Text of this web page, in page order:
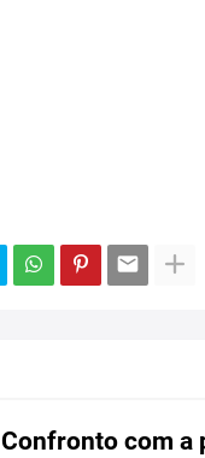
Confronto com a